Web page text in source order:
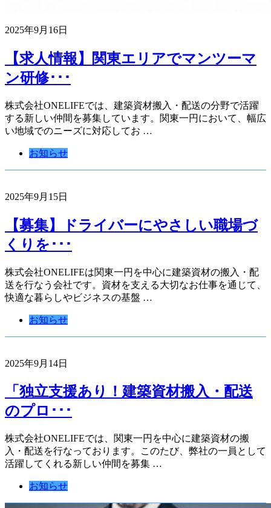
2025年9月16日
【求人情報】関東エリアでマンツーマ
ン研修･･･
株式会社ONELIFEでは、建築資材搬入・配送の分野で活躍
する新しい仲間を募集しています。関東一円において、幅広
い地域でのニーズに対応してお …
お知らせ
2025年9月15日
【募集】ドライバーにやさしい職場づ
くりを･･･
株式会社ONELIFEは関東一円を中心に建築資材の搬入・配
送を行なう会社です。資材を支える大切なお仕事を通じて、
快適な暮らしやビジネスの基盤 …
お知らせ
2025年9月14日
「独立支援あり！建築資材搬入・配送
のプロ･･･
株式会社ONELIFEでは、関東一円を中心に建築資材の搬
入・配送を行なっております。このたび、弊社の一員として
活躍してくれる新しい仲間を募集 …
お知らせ